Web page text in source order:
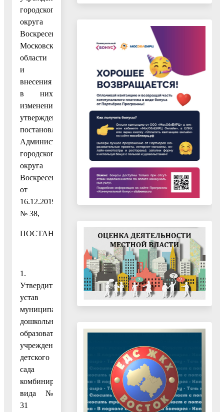
городского
округа
Воскресенск
Московской
области
и
внесения
в них
изменений,
утвержденным
постановлением
Администрации
городского
округа
Воскресенск
от
16.12.2019
№ 38,
ПОСТАНОВЛЯЮ:
1.
Утвердить
устав
муниципального
дошкольного
образовательного
учреждения
детского
сада
комбинированного
вида №
31